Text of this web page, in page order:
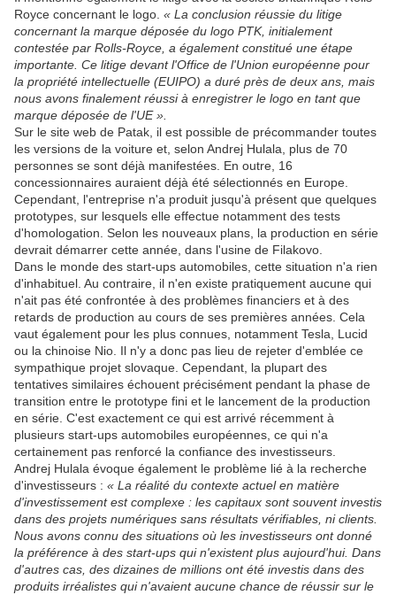
Royce concernant le logo. « La conclusion réussie du litige
concernant la marque déposée du logo PTK, initialement
contestée par Rolls-Royce, a également constitué une étape
importante. Ce litige devant l'Office de l'Union européenne pour
la propriété intellectuelle (EUIPO) a duré près de deux ans, mais
nous avons finalement réussi à enregistrer le logo en tant que
marque déposée de l'UE ».
Sur le site web de Patak, il est possible de précommander toutes
les versions de la voiture et, selon Andrej Hulala, plus de 70
personnes se sont déjà manifestées. En outre, 16
concessionnaires auraient déjà été sélectionnés en Europe.
Cependant, l'entreprise n'a produit jusqu'à présent que quelques
prototypes, sur lesquels elle effectue notamment des tests
d'homologation. Selon les nouveaux plans, la production en série
devrait démarrer cette année, dans l'usine de Filakovo.
Dans le monde des start-ups automobiles, cette situation n'a rien
d'inhabituel. Au contraire, il n'en existe pratiquement aucune qui
n'ait pas été confrontée à des problèmes financiers et à des
retards de production au cours de ses premières années. Cela
vaut également pour les plus connues, notamment Tesla, Lucid
ou la chinoise Nio. Il n'y a donc pas lieu de rejeter d'emblée ce
sympathique projet slovaque. Cependant, la plupart des
tentatives similaires échouent précisément pendant la phase de
transition entre le prototype fini et le lancement de la production
en série. C'est exactement ce qui est arrivé récemment à
plusieurs start-ups automobiles européennes, ce qui n'a
certainement pas renforcé la confiance des investisseurs.
Andrej Hulala évoque également le problème lié à la recherche
d'investisseurs : « La réalité du contexte actuel en matière
d'investissement est complexe : les capitaux sont souvent investis
dans des projets numériques sans résultats vérifiables, ni clients.
Nous avons connu des situations où les investisseurs ont donné
la préférence à des start-ups qui n'existent plus aujourd'hui. Dans
d'autres cas, des dizaines de millions ont été investis dans des
produits irréalistes qui n'avaient aucune chance de réussir sur le